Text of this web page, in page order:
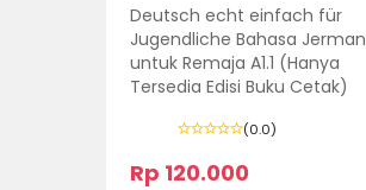
Deutsch echt einfach für
Jugendliche Bahasa Jerman
untuk Remaja A1.1 (Hanya
Tersedia Edisi Buku Cetak)
(0.0)
Rp 120.000